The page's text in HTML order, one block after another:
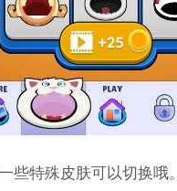
些特殊皮肤可以切换哦。